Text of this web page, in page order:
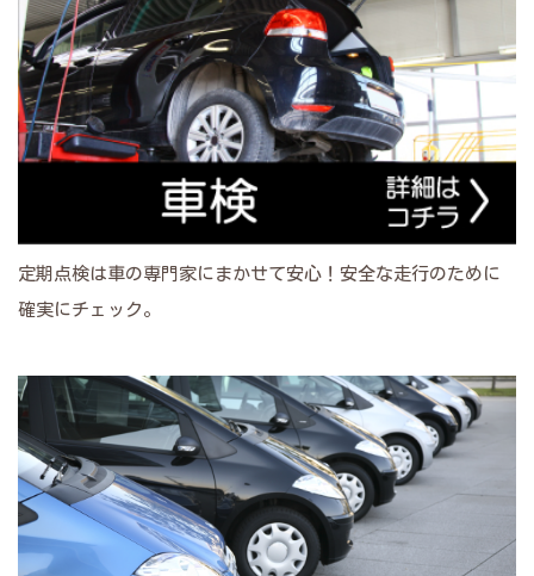
定期点検は車の専門家にまかせて安心！安全な走行のために
確実にチェック。